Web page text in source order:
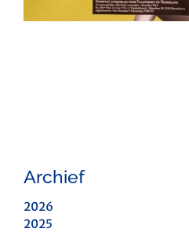
Archief
2026
2025